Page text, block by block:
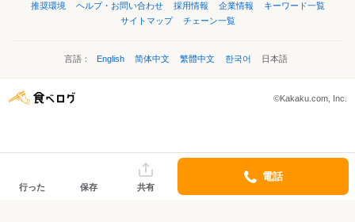
推奨環境
ヘルプ・お問い合わせ 採用情報 企業情報
キーワード一覧
サイトマップ
チェーン一覧
言語： English 简体中文 繁體中文 한국어 日本語
©Kakaku.com, Inc.
行った 保存 共有
電話